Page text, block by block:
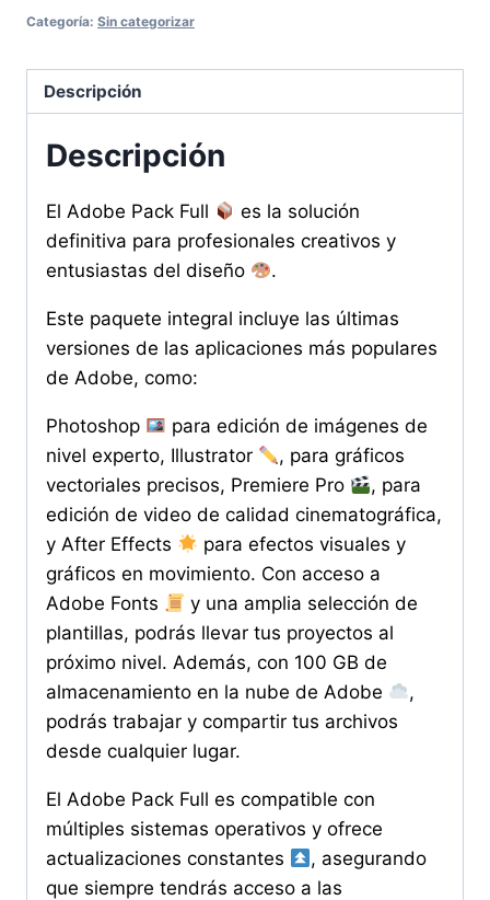
Categoría: Sin categorizar
Descripción
Descripción
El Adobe Pack Full
es la solución
definitiva para profesionales creativos y
entusiastas del diseño
.
Este paquete integral incluye las últimas
versiones de las aplicaciones más populares
de Adobe, como:
Photoshop
para edición de imágenes de
nivel experto, Illustrator
, para gráficos
vectoriales precisos, Premiere Pro
, para
edición de video de calidad cinematográfica,
y After Effects
para efectos visuales y
gráficos en movimiento. Con acceso a
Adobe Fonts
y una amplia selección de
plantillas, podrás llevar tus proyectos al
próximo nivel. Además, con 100 GB de
almacenamiento en la nube de Adobe
,
podrás trabajar y compartir tus archivos
desde cualquier lugar.
El Adobe Pack Full es compatible con
múltiples sistemas operativos y ofrece
actualizaciones constantes
, asegurando
que siempre tendrás acceso a las